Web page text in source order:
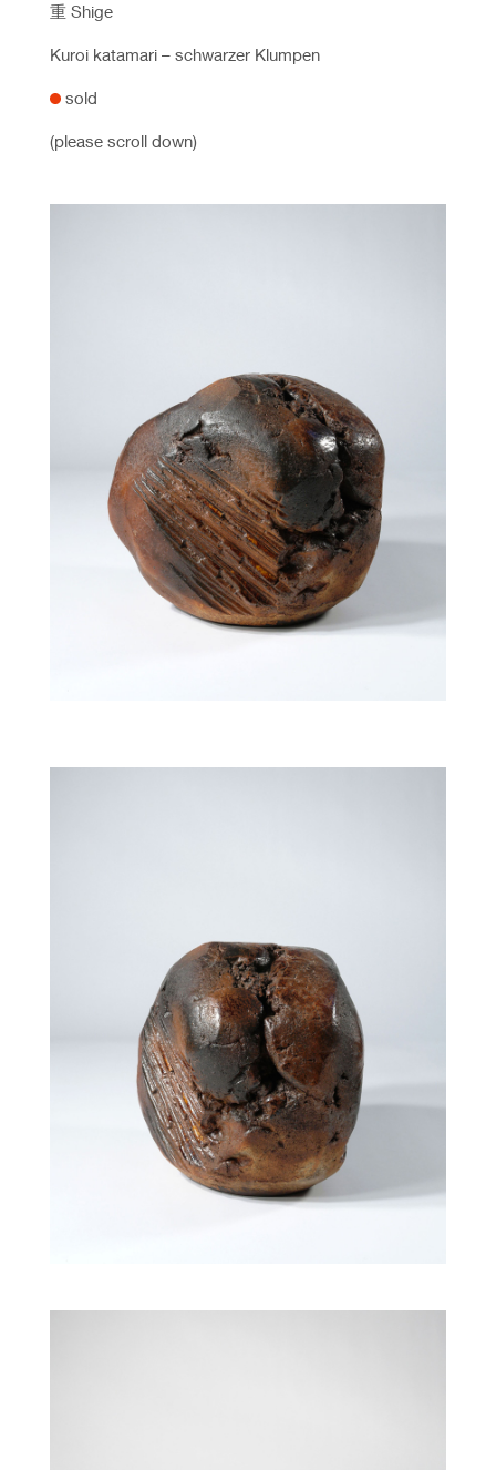
重Shige
Kuroi katamari – schwarzer Klumpen
sold
(please scroll down)